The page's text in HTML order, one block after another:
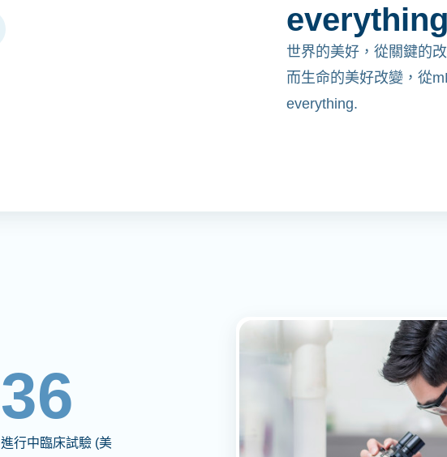
everything
世界的美好，從關鍵的
而生命的美好改變，從
everything.
36
進行中臨床試驗 (美